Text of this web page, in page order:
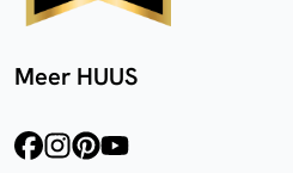
Meer HUUS
facebookinstagram
pinterest
youtube